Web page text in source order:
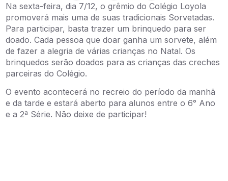
Na sexta-feira, dia 7/12, o grêmio do Colégio Loyola
promoverá mais uma de suas tradicionais Sorvetadas.
Para participar, basta trazer um brinquedo para ser
doado. Cada pessoa que doar ganha um sorvete, além
de fazer a alegria de várias crianças no Natal. Os
brinquedos serão doados para as crianças das creches
parceiras do Colégio.
O evento acontecerá no recreio do período da manhã
e da tarde e estará aberto para alunos entre o 6° Ano
e a 2ª Série. Não deixe de participar!